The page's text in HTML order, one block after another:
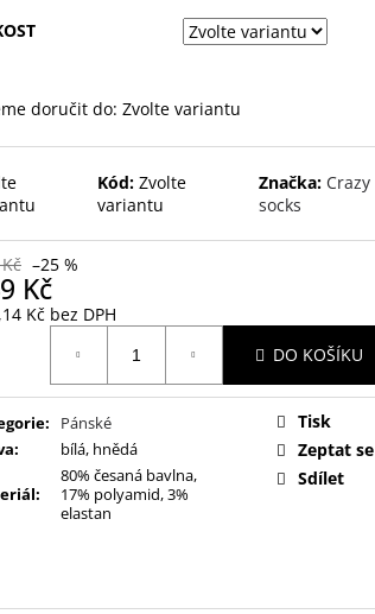
doručit do: Zvolte variantu
Kód: Zvolte
variantu
Značka: Crazy
socks
–25 %
Kč
Kč bez DPH
DO KOŠÍKU
:
Pánské
: bílá, hnědá
:
80% česaná bavlna,
17% polyamid, 3%
elastan
Tisk
Zeptat se
Sdílet